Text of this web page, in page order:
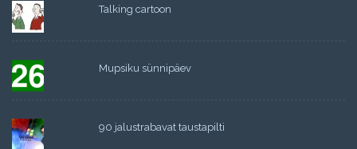
Talking cartoon
Mupsiku sünnipäev
90 jalustrabavat taustapilti